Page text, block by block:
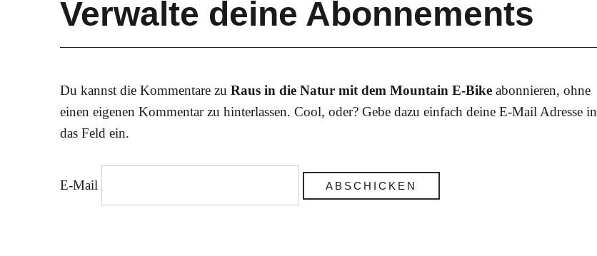
Verwalte deine Abonnements
Du kannst die Kommentare zu Raus in die Natur mit dem Mountain E-Bike abonnieren, ohne
einen eigenen Kommentar zu hinterlassen. Cool, oder? Gebe dazu einfach deine E-Mail Adresse in
das Feld ein.
E-Mail